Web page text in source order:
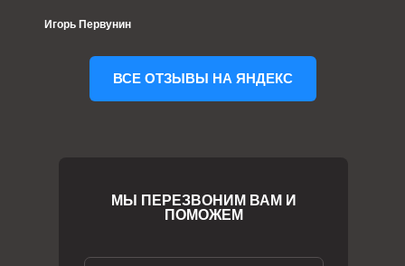
Игорь Первунин
ВСЕ ОТЗЫВЫ НА ЯНДЕКС
МЫ ПЕРЕЗВОНИМ ВАМ И
ПОМОЖЕМ